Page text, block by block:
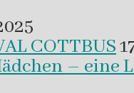
COTTBUS
–